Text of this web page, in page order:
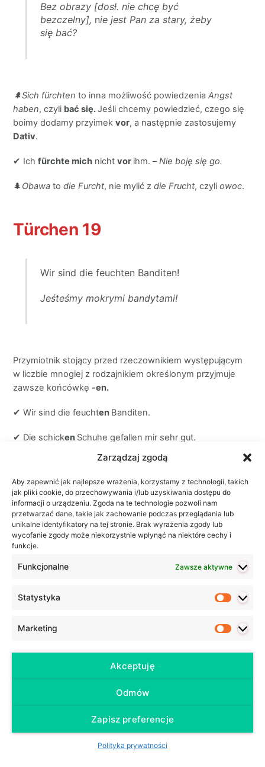
Zarządzaj zgodą
Aby zapewnić jak najlepsze wrażenia, korzystamy z technologii, takich
jak pliki cookie, do przechowywania i/lub uzyskiwania dostępu do
informacji o urządzeniu. Zgoda na te technologie pozwoli nam
przetwarzać dane, takie jak zachowanie podczas przeglądania lub
unikalne identyfikatory na tej stronie. Brak wyrażenia zgody lub
wycofanie zgody może niekorzystnie wpłynąć na niektóre cechy i
funkcje.
Funkcjonalne Zawsze aktywne
Statystyka
Marketing
Akceptuję
Odmów
Zapisz preferencje
Polityka prywatności
Bez obrazy [dosł. nie chcę być
bezczelny], nie jest Pan za stary, żeby
się bać?
🌲Sich fürchtento inna możliwość powiedzeniaAngst
haben, czyli bać się.Jeśli chcemy powiedzieć, czego się
boimy dodamy przyimekvor, a następnie zastosujemy
Dativ.
✔ Ichfürchte mich nichtvor ihm. –Nie boję się go.
🌲 Obawatodie Furcht, nie mylić zdie Frucht, czyliowoc.
Türchen 19
Wir sind die feuchten Banditen!
Jeśteśmy mokrymi bandytami!
Przymiotnik stojący przed rzeczownikiem występującym
w liczbie mnogiej z rodzajnikiem określonym przyjmuje
zawsze końcówkę -en.
✔ Wir sind die feuchten Banditen.
✔ Die schicken Schuhe gefallen mir sehr gut.
Türchen 20
[Kevin zu dem Ofen im Keller]
Zamknij się!
przysługę i zamknij się.
Wenn es dir irgendwie hilft… ich habe
meine Lesebrille vergessen.